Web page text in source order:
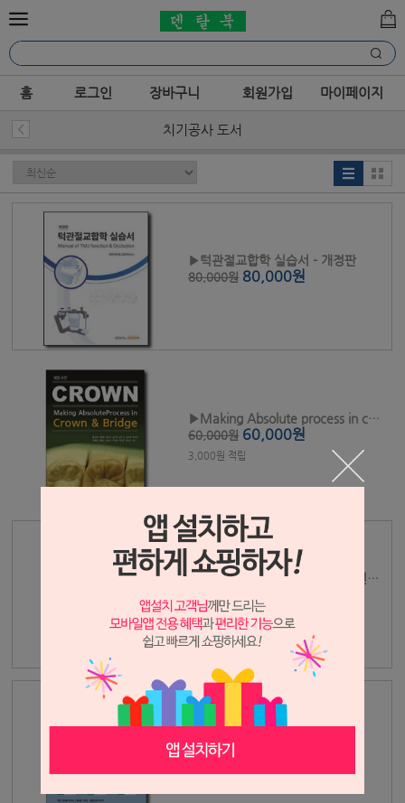
홈 로그인 장바구니 회원가입 마이페이지
치기공사 도서
▶턱관절교합학 실습서 - 개정판
80,000원 80,000원
▶Making Absolute process in crown & bridge - 개정4판
60,000원 60,000원
3,000원 적립
▶코골이 장치, 새로운 시작 - 수면무호흡·코골이를 교합으로 해결하다
12,000원 적립
70,000원
7,000원 적립